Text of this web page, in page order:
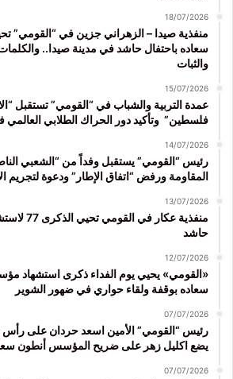
18/07/2026
منفذية صيدا – الزهراني جزين في “القومي”
سعاده باحتفال حاشد في مدينة صيدا.. والكلمات
والثبات
15/07/2026
عمدة التربية والشباب في “القومي” تستقبل
فلسطين” وتأكيد دور الحراك الطلابي
14/07/2026
رئيس “القومي” يستقبل وفداً من “الشعبي
المقاومة ورفض “اتفاق الإطار” ودعوة لتجريم
13/07/2026
منفذية عكار
حاشد
12/07/2026
«القومي» يحيي يوم الفداء ذكرى استشهاد
سعاده بوقفة ولقاء حواري في ضهور الشوير
07/07/2026
رئيس “القومي” الأمين اسعد حردان على رأس
يضع اكليل زهر على ضريح المؤسس أنطون
07/07/2026